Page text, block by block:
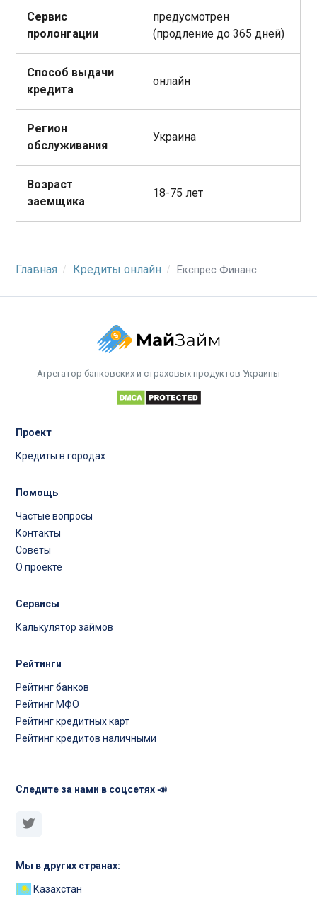
Сервис
пролонгации
предусмотрен
(продление до 365 дней)
Способ выдачи
кредита
онлайн
Регион
обслуживания
Украина
Возраст
заемщика
18-75 лет
Главная Кредиты онлайн Експрес Финанс
Агрегатор банковских и страховых продуктов Украины
Проект
Кредиты в городах
Помощь
Частые вопросы
Контакты
Советы
О проекте
Сервисы
Калькулятор займов
Рейтинги
Рейтинг банков
Рейтинг МФО
Рейтинг кредитных карт
Рейтинг кредитов наличными
Следите за нами в соцсетях 📣
Мы в других странах:
Казахстан